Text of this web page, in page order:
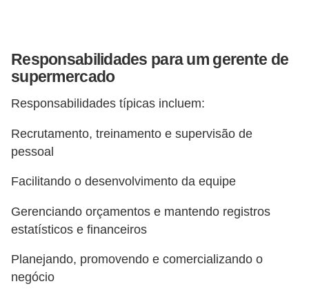
Responsabilidades para um gerente de
supermercado
Responsabilidades típicas incluem:
Recrutamento, treinamento e supervisão de
pessoal
Facilitando o desenvolvimento da equipe
Gerenciando orçamentos e mantendo registros
estatísticos e financeiros
Planejando, promovendo e comercializando o
negócio
r
b
a
l
h
P
r
t